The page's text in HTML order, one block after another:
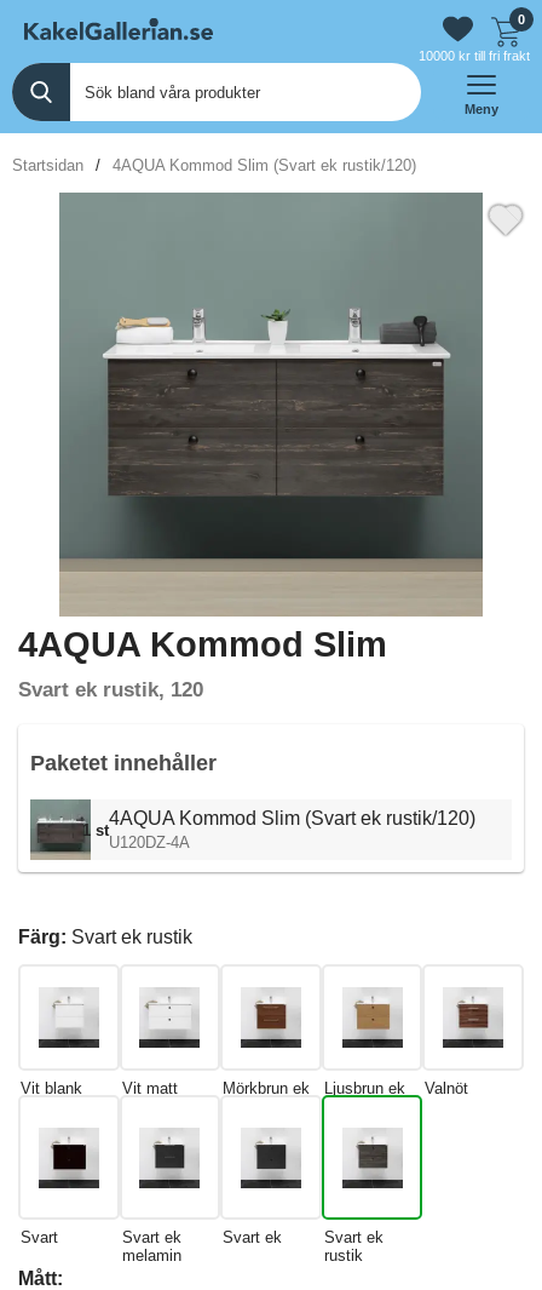
0
10000 kr till fri frakt
Meny
Startsidan 4AQUA Kommod Slim (Svart ek rustik/120)
4AQUA Kommod Slim
Svart ek rustik, 120
Paketet innehåller
1 st
4AQUA Kommod Slim (Svart ek rustik/120)
U120DZ-4A
Färg: Svart ek rustik
Vit blank Vit matt Mörkbrun ek Ljusbrun ek Valnöt
Svart
Svart ek
melamin
Svart ek
Svart ek
rustik
Mått: